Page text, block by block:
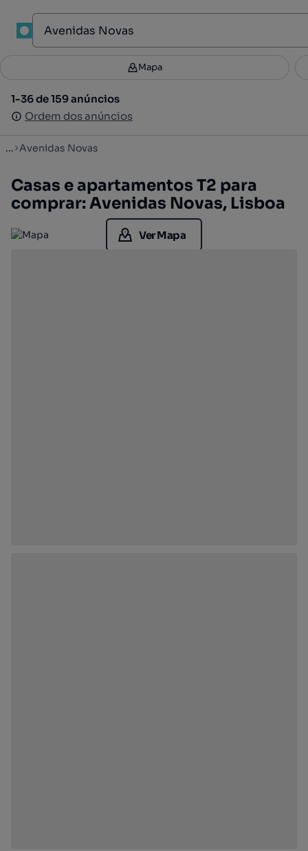
Filtros 2
1-36 de 159 anúncios
Ordem dos anúncios
Mapa
1-36 de 159 anúncios
Ordem dos anúncios
... Avenidas Novas
Casas e apartamentos T2 para
comprar: Avenidas Novas, Lisboa
Ver Mapa